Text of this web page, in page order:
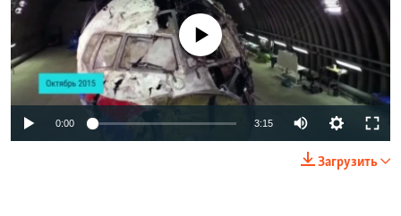
No media source currently available
0:00 3:15
Загрузить